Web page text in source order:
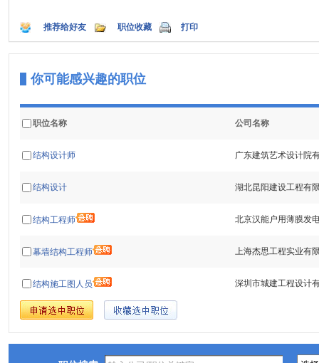
推荐给好友 职位收藏 打印
你可能感兴趣的职位
职位名称 公司名称
结构设计师 广东建筑艺术设计院
结构设计 湖北昆阳建设工程有
结构工程师 北京汉能户用薄膜发
幕墙结构工程师 上海杰思工程实业有
结构施工图人员 深圳市城建工程设计